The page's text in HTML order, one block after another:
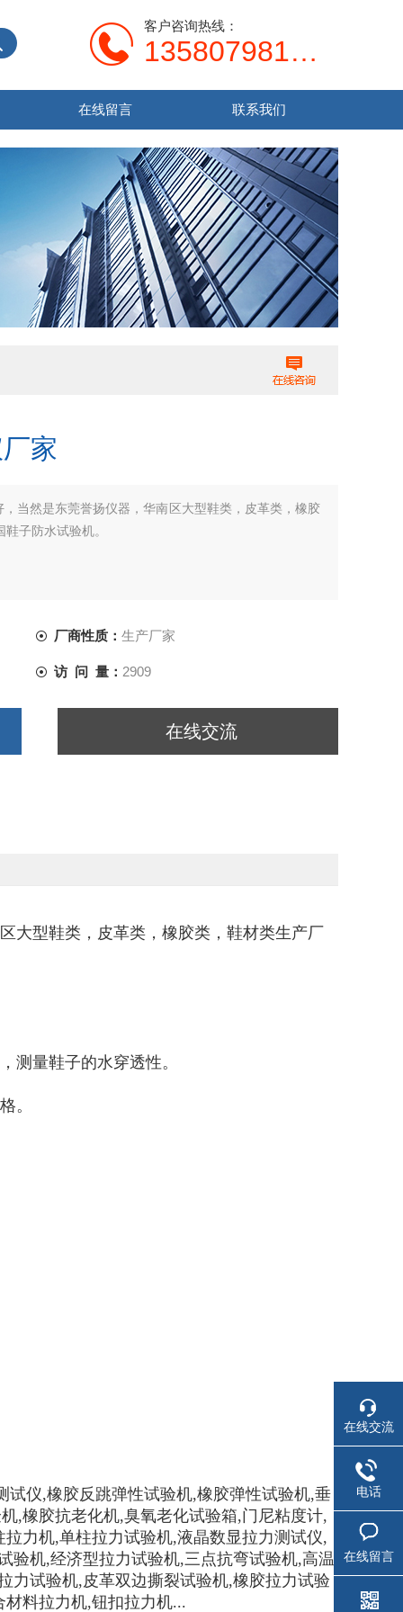
客户咨询热线：
13580798107
在线留言 联系我们
家
，当然是东莞誉扬仪器，华南区大型鞋类，皮革类，橡胶
子防水试验机。
厂商性质： 生产厂家
访 问 量： 2909
在线交流
大型鞋类，皮革类，橡胶类，鞋材类生产厂
测量鞋子的水穿透性。
。
仪,橡胶反跳弹性试验机,橡胶弹性试验机,垂
,橡胶抗老化机,臭氧老化试验箱,门尼粘度计,
力机,单柱拉力试验机,液晶数显拉力测试仪,
验机,经济型拉力试验机,三点抗弯试验机,高温
力试验机,皮革双边撕裂试验机,橡胶拉力试验
料拉力机,钮扣拉力机...
在线交流
电话
在线留言